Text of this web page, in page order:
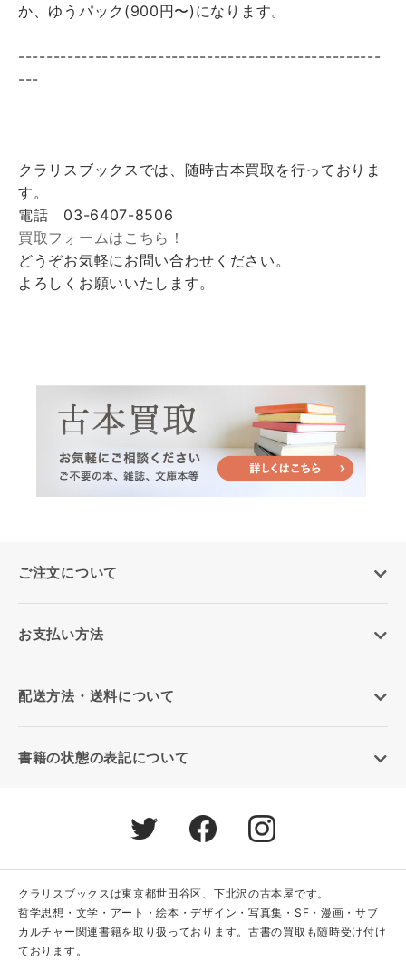
か、ゆうパック(900円〜)になります。
----------------------------------------------------
---
クラリスブックスでは、随時古本買取を行っておりま
す。
電話 03-6407-8506
買取フォームはこちら！
どうぞお気軽にお問い合わせください。
よろしくお願いいたします。
ご注文について
お支払い方法
配送方法・送料について
書籍の状態の表記について
クラリスブックスは東京都世田谷区、下北沢の古本屋です。
哲学思想・文学・アート・絵本・デザイン・写真集・SF・漫画・サブ
カルチャー関連書籍を取り扱っております。古書の買取も随時受け付け
ております。